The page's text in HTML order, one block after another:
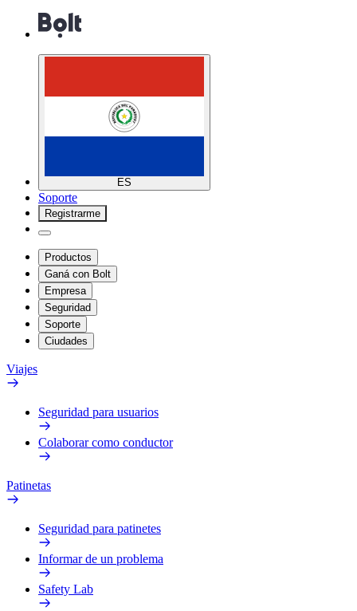
ES
Soporte
Registrarme
Productos
Ganá con Bolt
Empresa
Seguridad
Soporte
Ciudades
Viajes
Seguridad para usuarios
Colaborar como conductor
Patinetas
Seguridad para patinetes
Informar de un problema
Safety Lab